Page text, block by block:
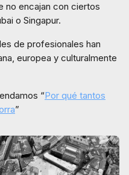
no encajan con ciertos
o Singapur.
de profesionales han
europea y culturalmente
“Por qué tantos
”